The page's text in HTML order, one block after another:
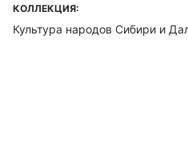
КОЛЛЕКЦИЯ:
Культура народов Сибири и